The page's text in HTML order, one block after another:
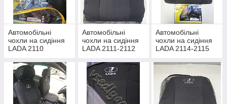
Автомобільні
чохли на сидіння
LADA 2110
Автомобільні
чохли на сидіння
LADA 2111-2112
Автомобільні
чохли на сидіння
LADA 2114-2115